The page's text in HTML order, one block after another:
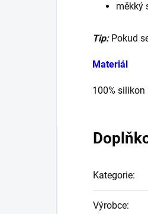
měkký
Tip: Pokud
Materiál
100% silikon
Kategorie:
Výrobce: